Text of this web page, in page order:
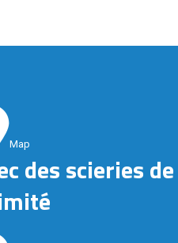
Map
des scieries de